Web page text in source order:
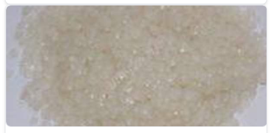
фиксацию печати, повышает прочность сварного шва. Основные
кремния - 20 % Антиоксидант - 2 % Характеристики: Внешний
вид - гранулы натурального цвета Плотность - 1177 кг/м3 Предел
текучести расплава - 10,9 г/10мин Температура плавления - 110
влаги - менее 0.3 % Рекомендуемый ввод - 0,2-4% в
зависимости от требований выпускаемых изделий
ПВД), PP (полипропилен), PO, PVC, EVA Сфера применения: